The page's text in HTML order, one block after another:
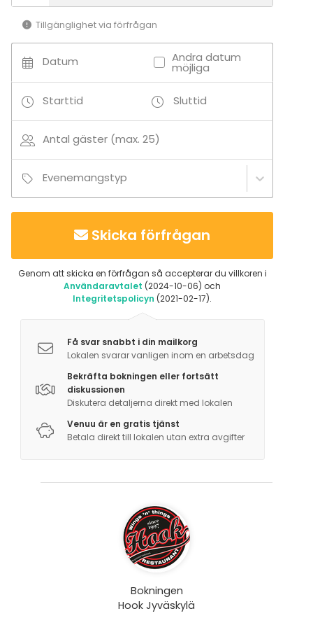
Tillgänglighet via förfrågan
Datum Andra datum
möjliga
Starttid Sluttid
Antal gäster (max. 25)
Evenemangstyp
Skicka förfrågan
Genom att skicka en förfrågan så accepterar du villkoren i
Användaravtalet (2024-10-06) och
Integritetspolicyn (2021-02-17).
Få svar snabbt i din mailkorg
Lokalen svarar vanligen inom en arbetsdag
Bekräfta bokningen eller fortsätt
diskussionen
Diskutera detaljerna direkt med lokalen
Venuu är en gratis tjänst
Betala direkt till lokalen utan extra avgifter
Bokningen
Hook Jyväskylä